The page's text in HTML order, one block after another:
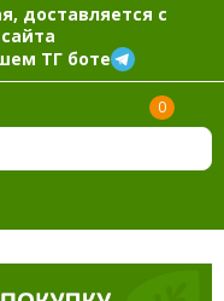
доставляется с
ТГ боте
0